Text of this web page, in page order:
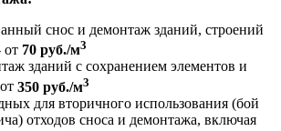
снос и демонтаж зданий, строений
от 70 руб./м3
зданий с сохранением элементов и
350 руб./м3
для вторичного использования (бой
отходов сноса и демонтажа, включая